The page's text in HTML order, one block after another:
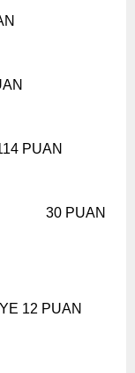
PUAN
30 PUAN
12 PUAN